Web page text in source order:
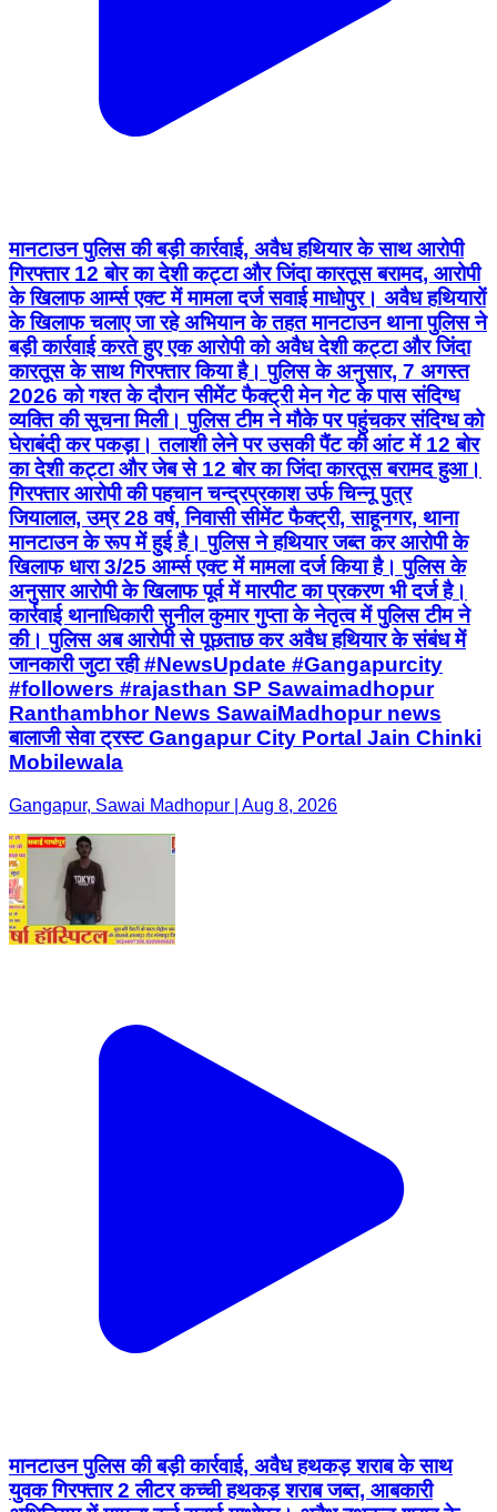
मानटाउन पुलिस की बड़ी कार्रवाई, अवैध हथियार के साथ आरोपी
गिरफ्तार 12 बोर का देशी कट्टा और जिंदा कारतूस बरामद, आरोपी
के खिलाफ आर्म्स एक्ट में मामला दर्ज सवाई माधोपुर। अवैध हथियारों
के खिलाफ चलाए जा रहे अभियान के तहत मानटाउन थाना पुलिस ने
बड़ी कार्रवाई करते हुए एक आरोपी को अवैध देशी कट्टा और जिंदा
कारतूस के साथ गिरफ्तार किया है। पुलिस के अनुसार, 7 अगस्त
2026 को गश्त के दौरान सीमेंट फैक्ट्री मेन गेट के पास संदिग्ध
व्यक्ति की सूचना मिली। पुलिस टीम ने मौके पर पहुंचकर संदिग्ध को
घेराबंदी कर पकड़ा। तलाशी लेने पर उसकी पैंट की आंट में 12 बोर
का देशी कट्टा और जेब से 12 बोर का जिंदा कारतूस बरामद हुआ।
गिरफ्तार आरोपी की पहचान चन्द्रप्रकाश उर्फ चिन्नू पुत्र
जियालाल, उम्र 28 वर्ष, निवासी सीमेंट फैक्ट्री, साहूनगर, थाना
मानटाउन के रूप में हुई है। पुलिस ने हथियार जब्त कर आरोपी के
खिलाफ धारा 3/25 आर्म्स एक्ट में मामला दर्ज किया है। पुलिस के
अनुसार आरोपी के खिलाफ पूर्व में मारपीट का प्रकरण भी दर्ज है।
कार्रवाई थानाधिकारी सुनील कुमार गुप्ता के नेतृत्व में पुलिस टीम ने
की। पुलिस अब आरोपी से पूछताछ कर अवैध हथियार के संबंध में
जानकारी जुटा रही #NewsUpdate #Gangapurcity
#followers #rajasthan SP Sawaimadhopur
Ranthambhor News SawaiMadhopur news
बालाजी सेवा ट्रस्ट Gangapur City Portal Jain Chinki
Mobilewala
Gangapur, Sawai Madhopur | Aug 8, 2026
मानटाउन पुलिस की बड़ी कार्रवाई, अवैध हथकड़ शराब के साथ
युवक गिरफ्तार 2 लीटर कच्ची हथकड़ शराब जब्त, आबकारी